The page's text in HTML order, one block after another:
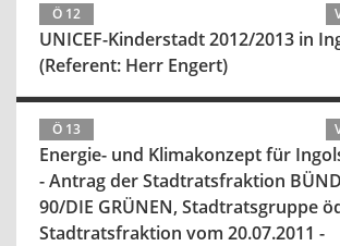
Ö 12
UNICEF-Kinderstadt 2012/2013 in
(Referent: Herr Engert)
Ö 13
Energie- und Klimakonzept für
- Antrag der Stadtratsfraktion
90/DIE GRÜNEN, Stadtratsgruppe
Stadtratsfraktion vom 20.07.2011 -